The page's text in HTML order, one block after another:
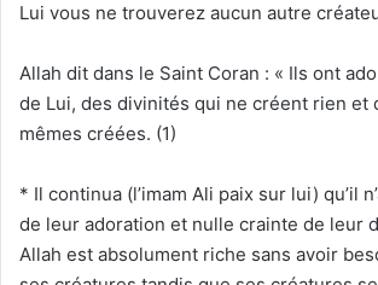
Lui vous ne trouverez aucun autre
Allah dit dans le Saint Coran : « Ils ont
de Lui, des divinités qui ne créent rien et
mêmes créées. (1)
* Il continua (l’imam Ali paix sur lui) qu’il
de leur adoration et nulle crainte de leur
Allah est absolument riche sans avoir